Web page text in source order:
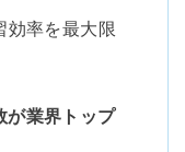
効率を最大限
が業界トップ